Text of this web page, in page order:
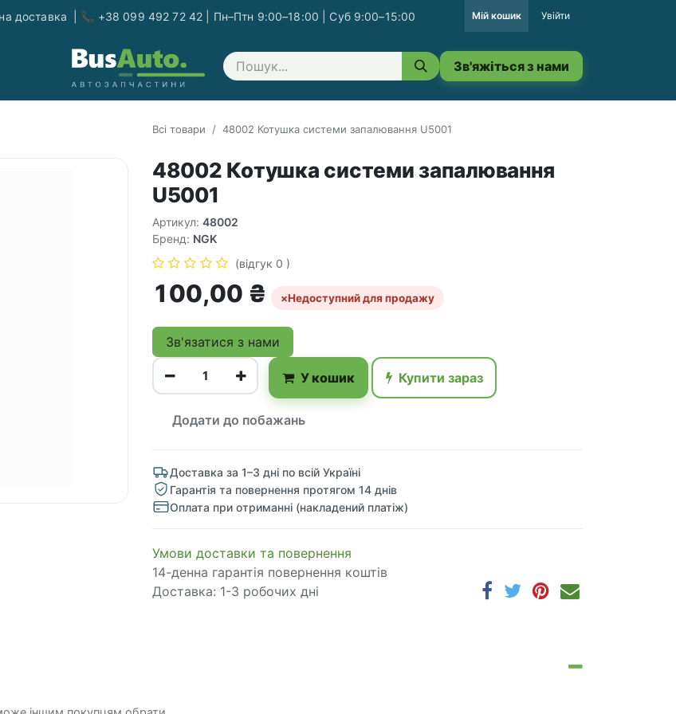
доставка | 📞 +38 099 492 72 42 | Пн–Птн 9:00–18:00 | Суб 9:00–15:00 Мій кошик Увійти
з нами Зв'яжіться з нами
Всі товари 48002 Котушка системи запалювання U5001
48002 Котушка системи запалювання
U5001
Артикул: 48002
Бренд: NGK
(відгук 0 )
100,00 ₴ ×Недоступний для продажу
Зв'язатися з нами
У кошик Купити зараз
Додати до побажань
Доставка за 1–3 дні по всій Україні
Гарантія та повернення протягом 14 днів
Оплата при отриманні (накладений платіж)
​​​​​​​​​​​​​​​​​​​​​​​​​​​​​​​​​​​​​​​​​​​​​​​​​​​​​​​​​​​​​​У​​м​о​в​​и​ д​ос​т​а​в​к​и ​т​а​ по​в​е​р​н​е​н​н​я
14-денна гарантія повернення коштів
Доставка: 1-3 робочих дні